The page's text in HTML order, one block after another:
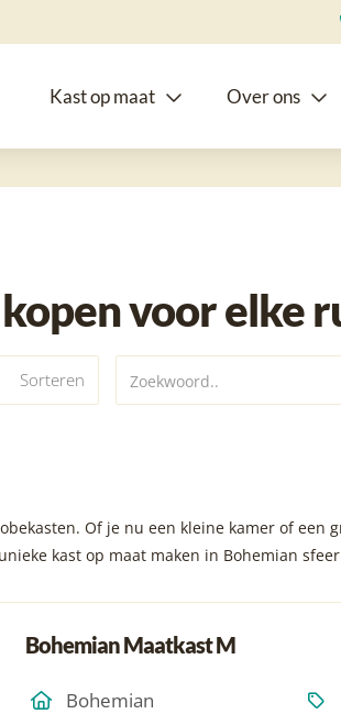
voor elke
Sorteren
Of je nu een kleine kamer of een
kast op maat maken in Bohemian
Bohemian Maatkast M
Bohemian
Kast op maat Over ons